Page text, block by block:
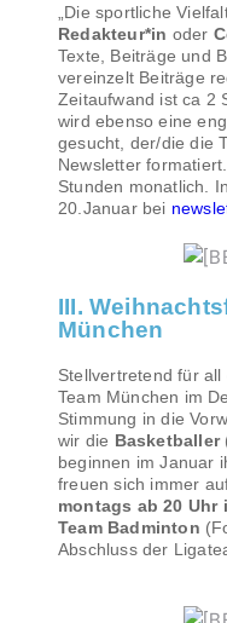
„Die sportliche
Redakteur*in oder
Texte, Beiträge und
vereinzelt Beiträge
Zeitaufwand ist ca 2
wird ebenso eine
gesucht, der/die die
Newsletter
Stunden monatlich.
20.Januar bei
III.
München
Stellvertretend für
Team München im
Stimmung in die
wir die Basketballer
beginnen im Januar
freuen sich immer
montags ab 20 Uhr
Team Badminton
Abschluss der